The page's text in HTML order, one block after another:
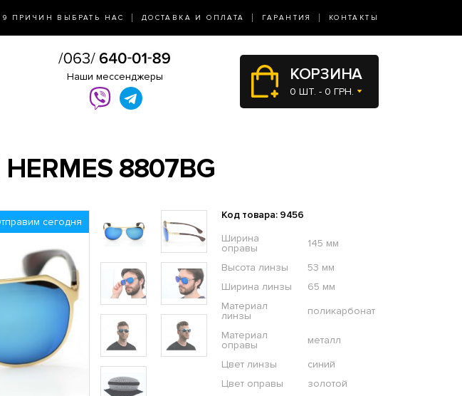
9 ПРИЧИН ВЫБРАТЬ НАС ДОСТАВКА И ОПЛАТА ГАРАНТИЯ КОНТАКТЫ
Наши мессенджеры КОРЗИНА
0 ШТ. - 0 ГРН.
8807BG
сегодня
Код товара: 9456
Ширина
оправы
145 мм
Высота линзы
53 мм
Ширина линзы
65 мм
Материал
линзы
поликарбонат
Материал
оправы
металл
Цвет линзы
синий
Цвет оправы
золотой